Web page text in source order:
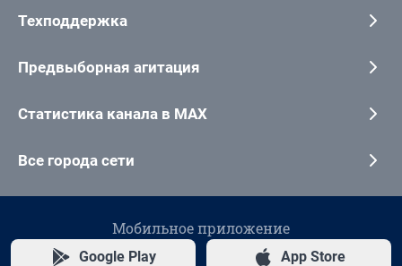
Техподдержка
Предвыборная агитация
Статистика канала в MAX
Все города сети
Мобильное приложение
Google Play App Store